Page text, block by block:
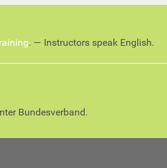
. — Instructors speak English.
Bundesverband.